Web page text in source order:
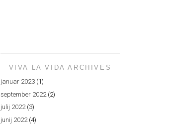
VIVA LA VIDA ARCHIVES
januar 2023 (1)
september 2022 (2)
julij 2022(3)
junij 2022 (4)